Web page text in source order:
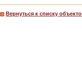
Вернуться к списку